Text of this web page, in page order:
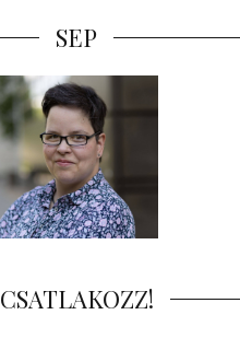
SEP
CSATLAKOZZ!